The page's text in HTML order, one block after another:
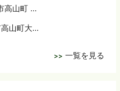
高山町 …
山町大…
一覧を見る